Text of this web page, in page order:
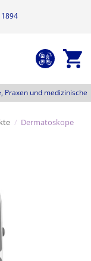
Praxen und medizinische
/ Dermatoskope